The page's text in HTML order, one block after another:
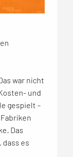
war nicht
und
gespielt –
Das
dass es